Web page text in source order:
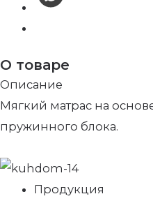
О товаре
Описание
Мягкий матрас на
пружинного блока.
Продукция